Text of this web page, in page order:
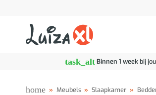
task_altBinnen 1 weekbij
home » Meubels » Slaapkamer »